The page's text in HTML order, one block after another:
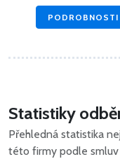
Statistiky
Přehledná statistika
této firmy podle smluv